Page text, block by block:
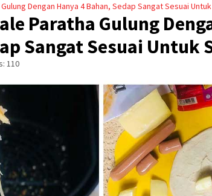
Dengan Hanya 4 Bahan, Sedap Sangat Sesuai
Paratha Gulung
Sangat Sesuai Untuk
110